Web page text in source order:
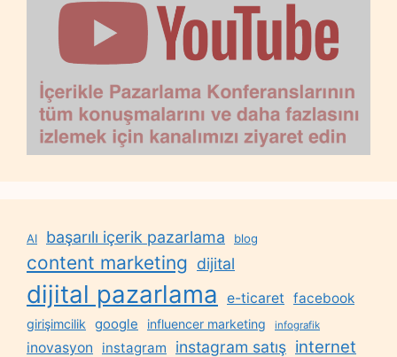
AI başarılı içerik pazarlama blog
content marketing dijital
dijital pazarlama e-ticaret facebook
girişimcilik google influencer marketing infografik
inovasyon instagram instagram satış internet